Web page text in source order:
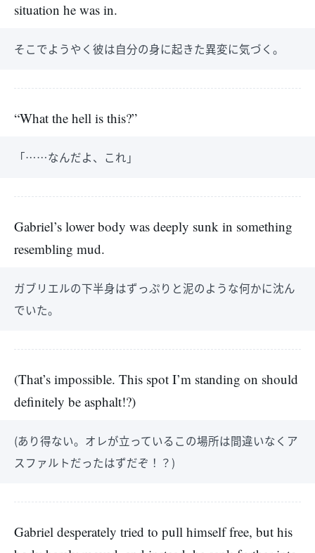
situation he was in.
そこでようやく彼は自分の身に起きた異変に気づく。
“What the hell is this?”
「……なんだよ、これ」
Gabriel’s lower body was deeply sunk in something
resembling mud.
ガブリエルの下半身はずっぷりと泥のような何かに沈ん
でいた。
(That’s impossible. This spot I’m standing on should
definitely be asphalt!?)
(あり得ない。オレが立っているこの場所は間違いなくア
スファルトだったはずだぞ！？)
Gabriel desperately tried to pull himself free, but his